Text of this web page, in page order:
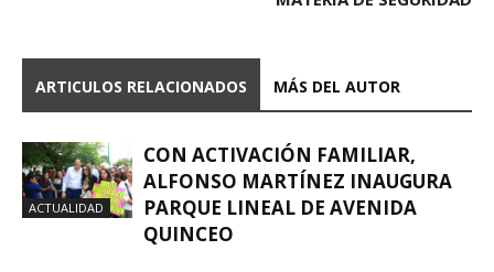
ARTICULOS RELACIONADOS MÁS DEL AUTOR
ACTUALIDAD
CON ACTIVACIÓN FAMILIAR,
ALFONSO MARTÍNEZ INAUGURA
PARQUE LINEAL DE AVENIDA
QUINCEO